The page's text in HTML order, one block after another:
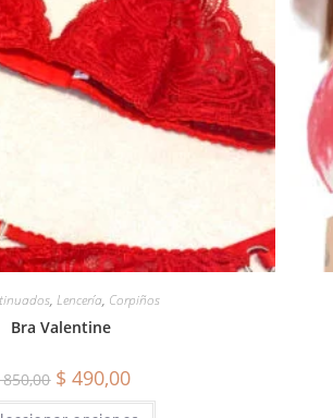
,Lencería, Corpiños
Bra Valentine
850,00 $ 490,00